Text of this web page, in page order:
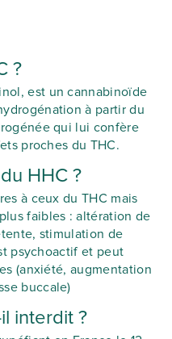
?
est un cannabinoïde
à partir du
qui lui confère
proches du THC.
HHC ?
à ceux du THC mais
faibles : altération de
stimulation de
psychoactif et peut
(anxiété, augmentation
buccale)
interdit ?